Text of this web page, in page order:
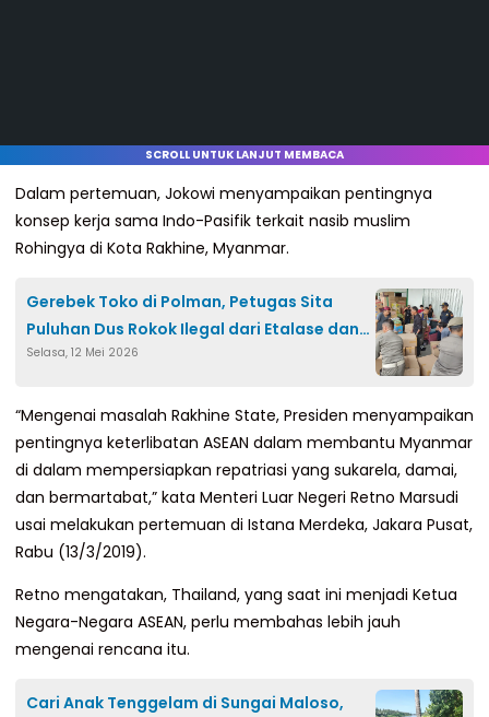
SCROLL UNTUK LANJUT MEMBACA
Dalam pertemuan, Jokowi menyampaikan pentingnya
konsep kerja sama Indo-Pasifik terkait nasib muslim
Rohingya di Kota Rakhine, Myanmar.
Gerebek Toko di Polman, Petugas Sita
Puluhan Dus Rokok Ilegal dari Etalase dan
Gudang
Selasa, 12 Mei 2026
“Mengenai masalah Rakhine State, Presiden menyampaikan
pentingnya keterlibatan ASEAN dalam membantu Myanmar
di dalam mempersiapkan repatriasi yang sukarela, damai,
dan bermartabat,” kata Menteri Luar Negeri Retno Marsudi
usai melakukan pertemuan di Istana Merdeka, Jakara Pusat,
Rabu (13/3/2019).
Retno mengatakan, Thailand, yang saat ini menjadi Ketua
Negara-Negara ASEAN, perlu membahas lebih jauh
mengenai rencana itu.
Cari Anak Tenggelam di Sungai Maloso,